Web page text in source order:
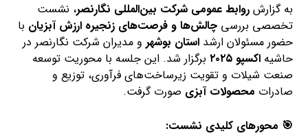
به گزارشروابط عمومی شرکت بین‌المللی نگارنصر، نشست
تخصصی بررسیچالش‌ها و فرصت‌های زنجیره ارزش آبزیان با
حضور مسئولان ارشد استان بوشهر و مدیران شرکت نگارنصر در
حاشیهاکسپو ۲۰۲۵
برگزار شد. این جلسه با محوریت توسعه
صنعت شیلات و تقویت زیرساخت‌های فرآوری، توزیع و
صادرات محصولات آبزی صورت گرفت.
🎯 محورهای کلیدی نشست: